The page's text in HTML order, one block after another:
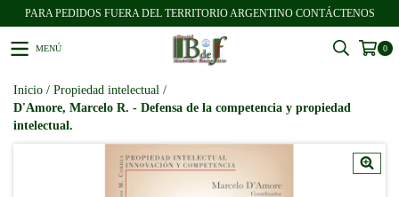
PARA PEDIDOS FUERA DEL TERRITORIO ARGENTINO CONTÁCTENOS
MENÚ 0
Inicio / Propiedad intelectual /
D'Amore, Marcelo R. - Defensa de la competencia y propiedad
intelectual.